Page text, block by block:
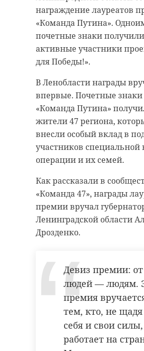
награждение лауреатов
«Команда Путина».
почетные знаки
активные участники
для Победы!».
В Ленобласти награды
впервые. Почетные знаки
«Команда Путина»
жители 47 региона,
внесли особый вклад в
участников специальной
операции и их семей.
Как рассказали в
«Команда 47», награды
премии вручал
Ленинградской области
Дрозденко.
Девиз премии: от
людей — людям.
премия
тем, кто, не щадя
себя и свои силы,
работает на